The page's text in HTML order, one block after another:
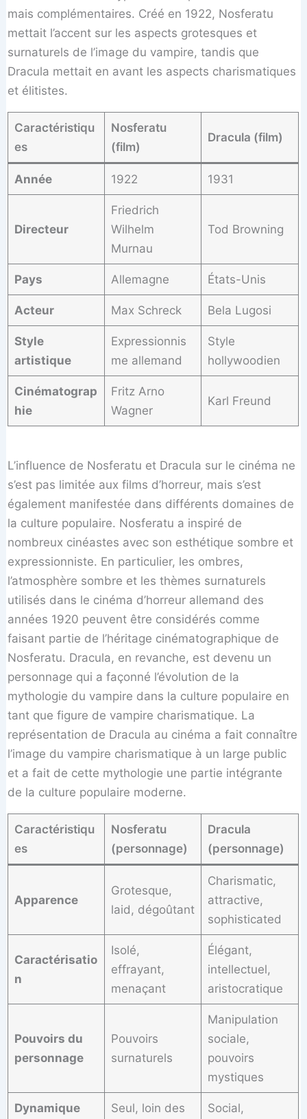
mais complémentaires. Créé en 1922, Nosferatu
mettait l’accent sur les aspects grotesques et
surnaturels de l’image du vampire, tandis que
Dracula mettait en avant les aspects charismatiques
et élitistes.
Caractéristiqu
es
Nosferatu
(film)
Dracula (film)
Année 1922 1931
Directeur
Friedrich
Wilhelm
Murnau
Tod Browning
Pays Allemagne États-Unis
Acteur Max Schreck Bela Lugosi
Style
artistique
Expressionnis
me allemand
Style
hollywoodien
Cinématograp
hie
Fritz Arno
Wagner
Karl Freund
L’influence de Nosferatu et Dracula sur le cinéma ne
s’est pas limitée aux films d’horreur, mais s’est
également manifestée dans différents domaines de
la culture populaire. Nosferatu a inspiré de
nombreux cinéastes avec son esthétique sombre et
expressionniste. En particulier, les ombres,
l’atmosphère sombre et les thèmes surnaturels
utilisés dans le cinéma d’horreur allemand des
années 1920 peuvent être considérés comme
faisant partie de l’héritage cinématographique de
Nosferatu. Dracula, en revanche, est devenu un
personnage qui a façonné l’évolution de la
mythologie du vampire dans la culture populaire en
tant que figure de vampire charismatique. La
représentation de Dracula au cinéma a fait connaître
l’image du vampire charismatique à un large public
et a fait de cette mythologie une partie intégrante
de la culture populaire moderne.
Caractéristiqu
es
Nosferatu
(personnage)
Dracula
(personnage)
Apparence
Grotesque,
laid, dégoûtant
Charismatic,
attractive,
sophisticated
Caractérisatio
n
Isolé,
effrayant,
menaçant
Élégant,
intellectuel,
aristocratique
Pouvoirs du
personnage
Pouvoirs
surnaturels
Manipulation
sociale,
pouvoirs
mystiques
Dynamique
Seul, loin des
Social,